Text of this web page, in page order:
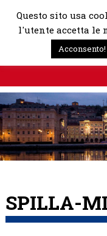
Skip
SPILLA-
Questo sito usa
l'utente accetta le
Acconsento!